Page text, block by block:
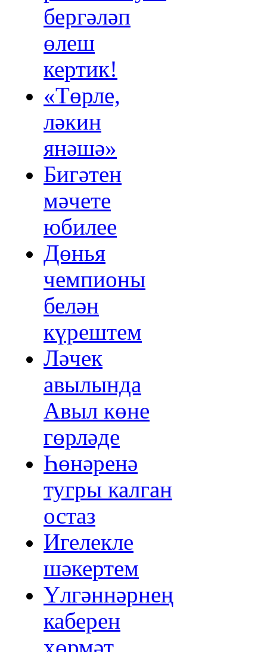
бергәләп
өлеш
кертик!
«Төрле,
ләкин
янәшә»
Бигәтен
мәчете
юбилее
Дөнья
чемпионы
белән
күрештем
Ләчек
авылында
Авыл көне
гөрләде
Һөнәренә
тугры калган
остаз
Игелекле
шәкертем
Үлгәннәрнең
каберен